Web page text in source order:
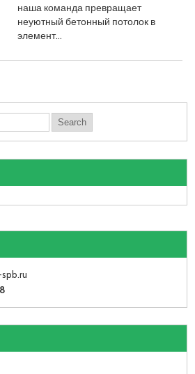
наша команда превращает
неуютный бетонный потолок в
элемент…